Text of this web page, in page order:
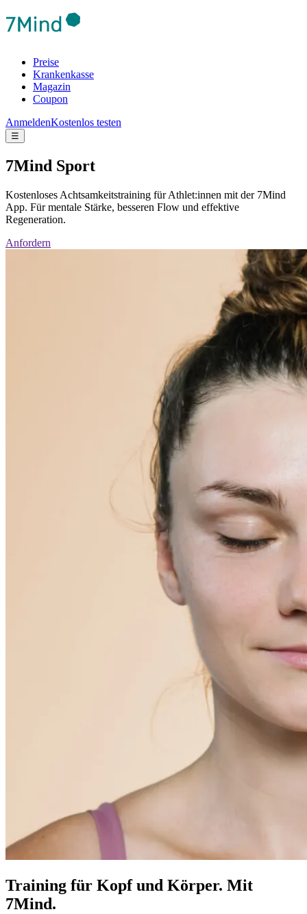
Preise
Krankenkasse
Magazin
Coupon
AnmeldenKostenlos testen
☰
7Mind Sport
Kostenloses Achtsamkeitstraining für Athlet:innen mit der 7Mind
App. Für mentale Stärke, besseren Flow und effektive
Regeneration.
Anfordern
Training für Kopf und Körper. Mit
7Mind.